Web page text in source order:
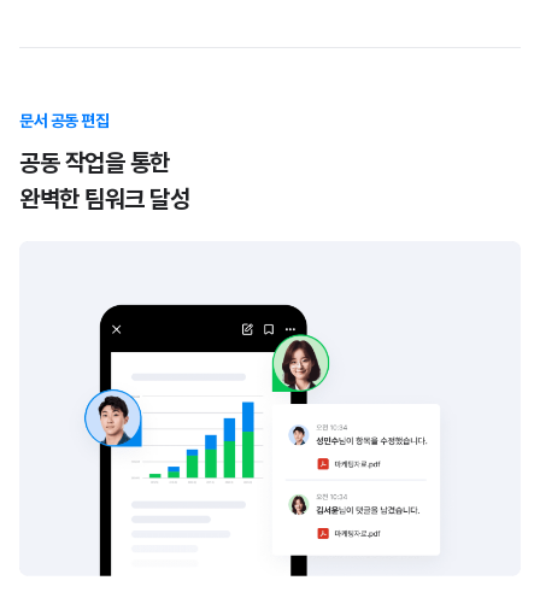
문서 공동 편집​
공동 작업을 통한
완벽한 팀워크 달성